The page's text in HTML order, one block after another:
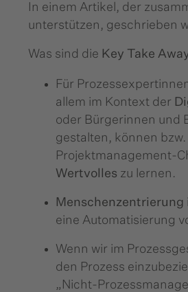
In einem Artikel, der
unterstützen, geschrieben
Was sind die Key Take
Für
allem im Kontext der
oder Bürgerinnen und
gestalten, können
Projektmanagement-
Wertvolles zu lernen.
Menschenzentrierung
eine Automatisierung
Wenn wir im
den Prozess
„Nicht-